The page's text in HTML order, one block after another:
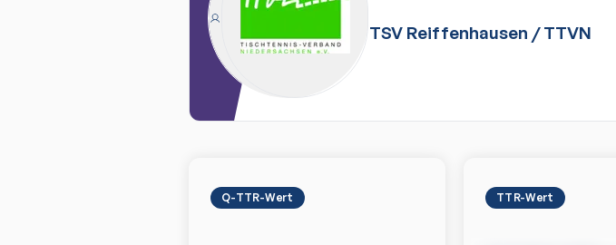
TSV Reiffenhausen /TTVN
Q-TTR-Wert TTR-Wert